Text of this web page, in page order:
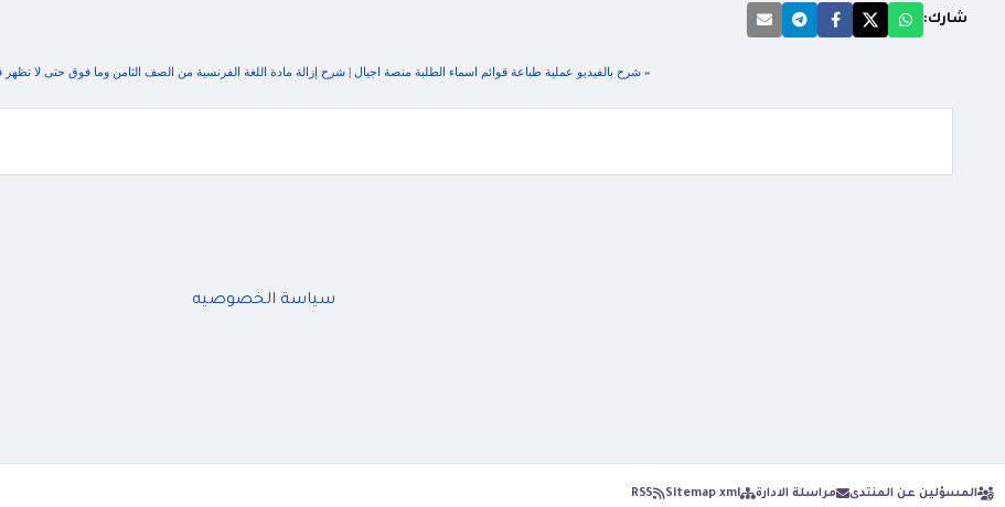
شارك:
«شرح بالفيديو عملية طباعة قوائم اسماء الطلبة منصة اجيال |شرح إزالة مادة اللغة الفرنسية من الصف الثامن وما فوق حتى لا
سياسة الخصوصيه
المسؤلين عن المنتدى مراسلة الادارة Sitemap xml
RSS